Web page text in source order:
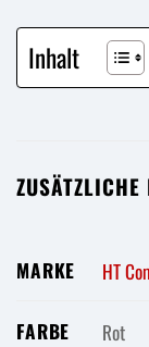
Inhalt
ZUSÄTZLICHE
MARKE HT
FARBE Rot